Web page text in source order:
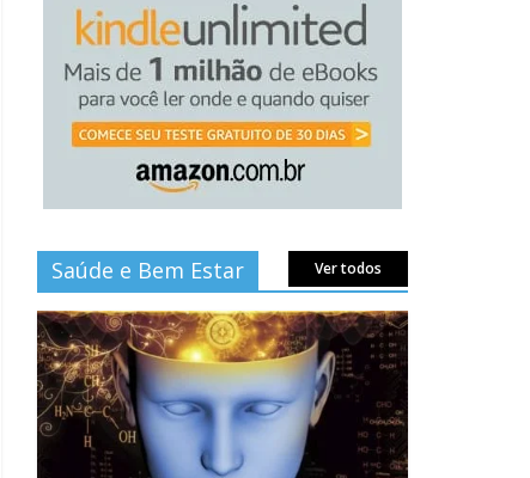
Saúde e Bem Estar Ver todos